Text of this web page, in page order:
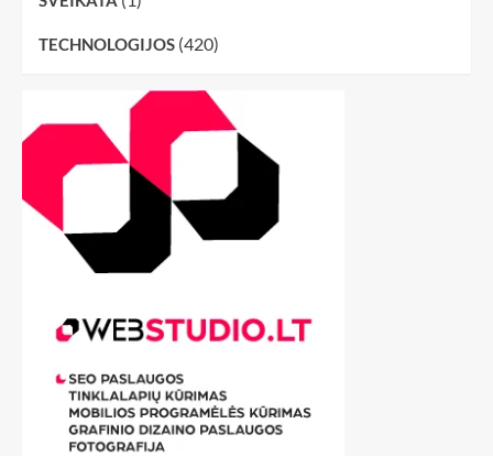
TECHNOLOGIJOS (420)